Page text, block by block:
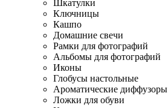
Шкатулки
Ключницы
Кашпо
Домашние свечи
Рамки для фотографий
Альбомы для фотографий
Иконы
Глобусы настольные
Ароматические диффузоры
Ложки для обуви